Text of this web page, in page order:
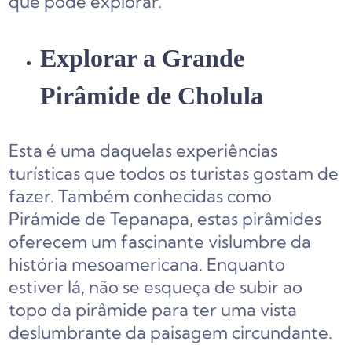
Explorar a Grande
Pirâmide de Cholula
Esta é uma daquelas experiências
turísticas que todos os turistas gostam de
fazer. Também conhecidas como
Pirámide de Tepanapa, estas pirâmides
oferecem um fascinante vislumbre da
história mesoamericana. Enquanto
estiver lá, não se esqueça de subir ao
topo da pirâmide para ter uma vista
deslumbrante da paisagem circundante.